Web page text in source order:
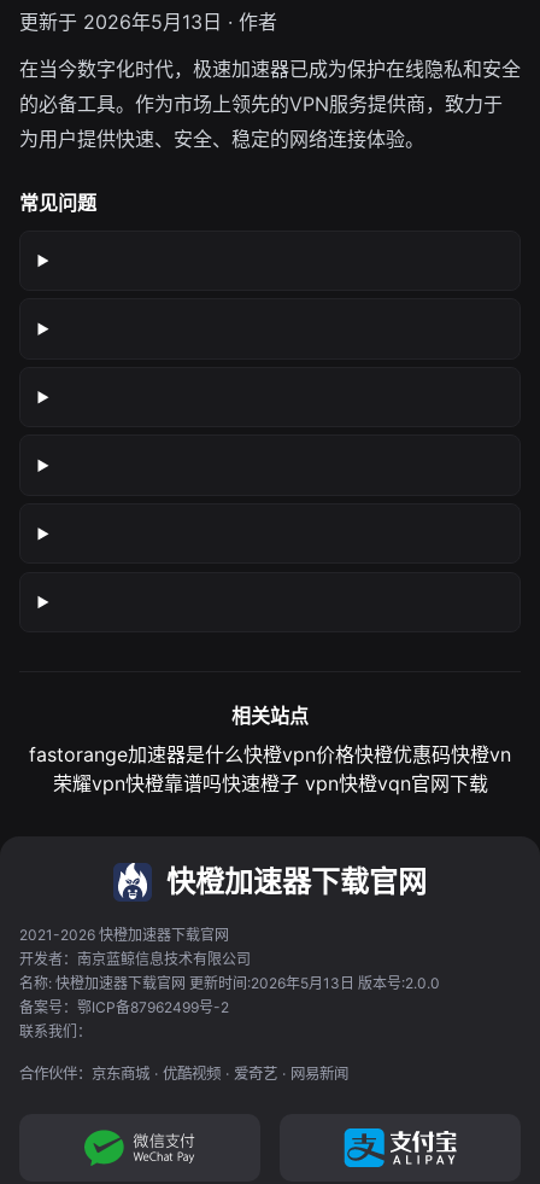
更新于 2026年5月13日 · 作者
在当今数字化时代，极速加速器已成为保护在线隐私和安全
的必备工具。作为市场上领先的VPN服务提供商，致力于
为用户提供快速、安全、稳定的网络连接体验。
常见问题
相关站点
fastorange加速器是什么快橙vpn价格快橙优惠码快橙vn
荣耀vpn快橙靠谱吗快速橙子 vpn快橙vqn官网下载
快橙加速器下载官网
2021-2026 快橙加速器下载官网
开发者：南京蓝鲸信息技术有限公司
名称: 快橙加速器下载官网 更新时间:2026年5月13日 版本号:2.0.0
备案号：鄂ICP备87962499号-2
联系我们：
合作伙伴： 京东商城 · 优酷视频 · 爱奇艺 · 网易新闻